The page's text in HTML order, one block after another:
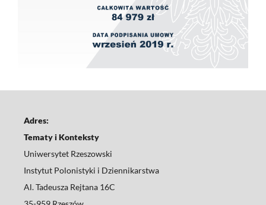
Adres:
Tematy i Konteksty
Uniwersytet Rzeszowski
Instytut Polonistyki i Dziennikarstwa
Al. Tadeusza Rejtana 16C